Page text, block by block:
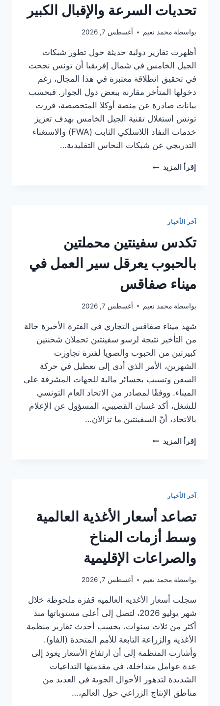
قضايا
مالية
تحديات السرعة والإقبال الكبير
بواسطة محمد نعيم أغسطس 7, 2026
أظهرت تقارير دولية حديثة حول تطور شبكات
الجيل الخامس في شمال إفريقيا أن تونس نجحت
في تحقيق انطلاقة معتبرة في هذا المجال، رغم
دخولها المتأخر مقارنة ببعض دول الجوار. فبحسب
بيانات صادرة عن منصة أوكلا المتخصصة، قررت
تونس استغلال تقنية الجيل الخامس بهدف تعزيز
خدمات النفاذ اللاسلكي الثابت (FWA) والاستغناء
التدريجي عن شبكات النحاس التقليدية…
إقرأ المزيد تونس
الخامس
رغم
السرعة
والإقبال
الكبير
آخر الأخبار
تكدس سفينتين محملتين
بالحبوب يعرقل سير العمل في
ميناء صفاقس
بواسطة محمد نعيم أغسطس 7, 2026
شهد ميناء صفاقس التجاري في الفترة الأخيرة حالة
من التأخير نتيجة لرسو سفينتين تحملان شحنتين
كبيرتين من الحبوب والصويا لفترة تجاوزت
الشهرين، الأمر الذي أدى إلى تعطيل في حركة
السفن وتسبب بخسائر مالية للجهات المشرفة على
الميناء. ووفقًا لمصادر من الاتحاد العام التونسي
للشغل، أكد غسان القصيبي، المسؤول عن الإعلام
بالاتحاد، أنّ السفينتين ما تزالان…
إقرأ المزيد تكدس
في
ميناء
صفاقس
آخر الأخبار
تصاعد أسعار الأغذية العالمية
وسط أزمات المناخ
والصراعات الإقليمية
بواسطة محمد نعيم أغسطس 7, 2026
سجلت أسعار الأغذية العالمية قفزة ملحوظة خلال
شهر يوليو 2026، لتصل إلى أعلى مستوياتها منذ
أكثر من ثلاث سنوات، بحسب أحدث تقارير منظمة
الأغذية والزراعة التابعة للأمم المتحدة (الفاو).
وأشارت المنظمة إلى أن ارتفاع الأسعار يعود إلى
عدة عوامل متداخلة، في مقدمتها التداعيات
الشديدة لتدهور الأحوال الجوية في العديد من
مناطق الإنتاج الزراعي حول العالم،…